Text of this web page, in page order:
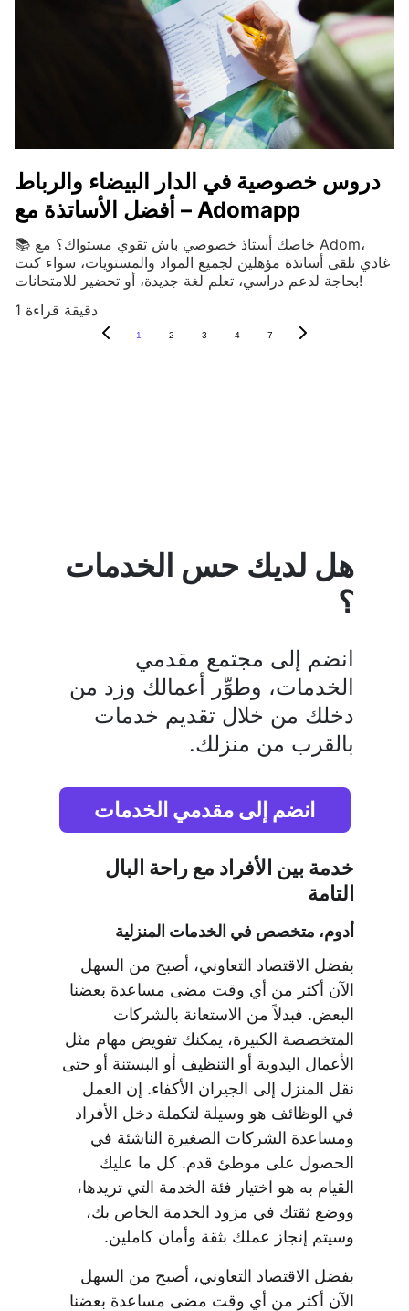
دروس خصوصية في الدار البيضاء والرباط
– أفضل الأساتذة مع Adomapp
📚 خاصك أستاذ خصوصي باش تقوي مستواك؟ مع Adom،
غادي تلقى أساتذة مؤهلين لجميع المواد والمستويات، سواء كنت
بحاجة لدعم دراسي، تعلم لغة جديدة، أو تحضير للامتحانات!
1 دقيقة قراءة
1 2 3 4 7
هل لديك حس الخدمات
؟
انضم إلى مجتمع مقدمي
الخدمات، وطوِّر أعمالك وزد من
دخلك من خلال تقديم خدمات
بالقرب من منزلك.
انضم إلى مقدمي الخدمات
خدمة بين الأفراد مع راحة البال
التامة
أدوم، متخصص في الخدمات المنزلية
بفضل الاقتصاد التعاوني، أصبح من السهل
الآن أكثر من أي وقت مضى مساعدة بعضنا
البعض. فبدلاً من الاستعانة بالشركات
المتخصصة الكبيرة، يمكنك تفويض مهام مثل
الأعمال اليدوية أو التنظيف أو البستنة أو حتى
نقل المنزل إلى الجيران الأكفاء. إن العمل
في الوظائف هو وسيلة لتكملة دخل الأفراد
ومساعدة الشركات الصغيرة الناشئة في
الحصول على موطئ قدم. كل ما عليك
القيام به هو اختيار فئة الخدمة التي تريدها،
ووضع ثقتك في مزود الخدمة الخاص بك،
وسيتم إنجاز عملك بثقة وأمان كاملين.
بفضل الاقتصاد التعاوني، أصبح من السهل
الآن أكثر من أي وقت مضى مساعدة بعضنا